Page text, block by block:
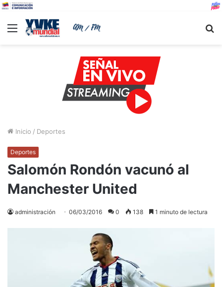
Menu
Inicio / Deportes
Deportes
Salomón Rondón vacunó al
Manchester United
administración 06/03/2016 0 138 1 minuto de lectura